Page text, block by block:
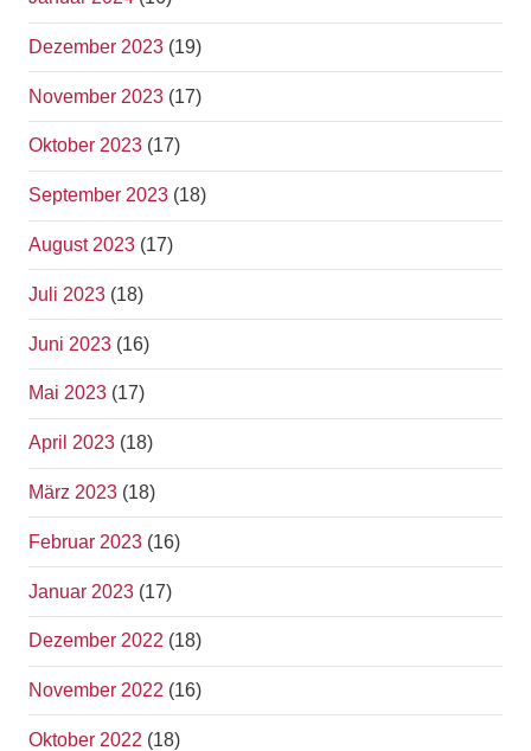
Dezember 2023 (19)
November 2023 (17)
Oktober 2023 (17)
September 2023 (18)
August 2023 (17)
Juli 2023 (18)
Juni 2023 (16)
Mai 2023 (17)
April 2023 (18)
März 2023 (18)
Februar 2023 (16)
Januar 2023 (17)
Dezember 2022 (18)
November 2022 (16)
Oktober 2022 (18)